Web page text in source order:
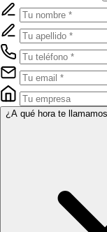
¿A qué hora te